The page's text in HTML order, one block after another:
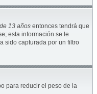
13 años entonces tendrá que
esta información se le
sido capturada por un filtro
para reducir el peso de la